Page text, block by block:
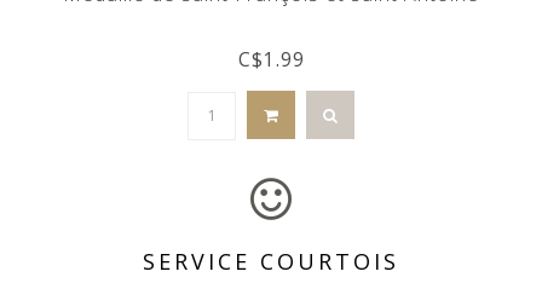
C$1.99
SERVICE COURTOIS